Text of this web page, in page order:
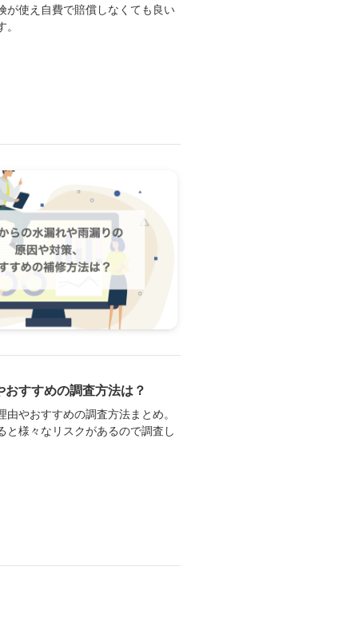
が使え自費で賠償しなくても良い
すすめの調査方法は？
やおすすめの調査方法まとめ。
と様々なリスクがあるので調査し